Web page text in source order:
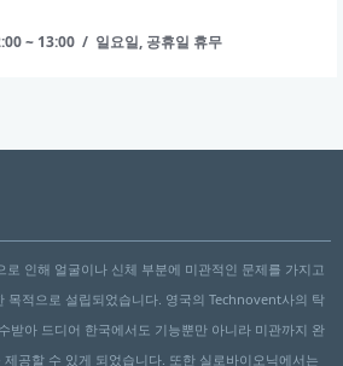
~ 13:00 / 일요일, 공휴일 휴무
인해 얼굴이나 신체 부분에 미관적인 문제를 가지고
목적으로 설립되었습니다. 영국의 Technovent사의 탁
받아 드디어 한국에서도 기능뿐만 아니라 미관까지 완
공할 수 있게 되었습니다. 또한 실로바이오닉에서는